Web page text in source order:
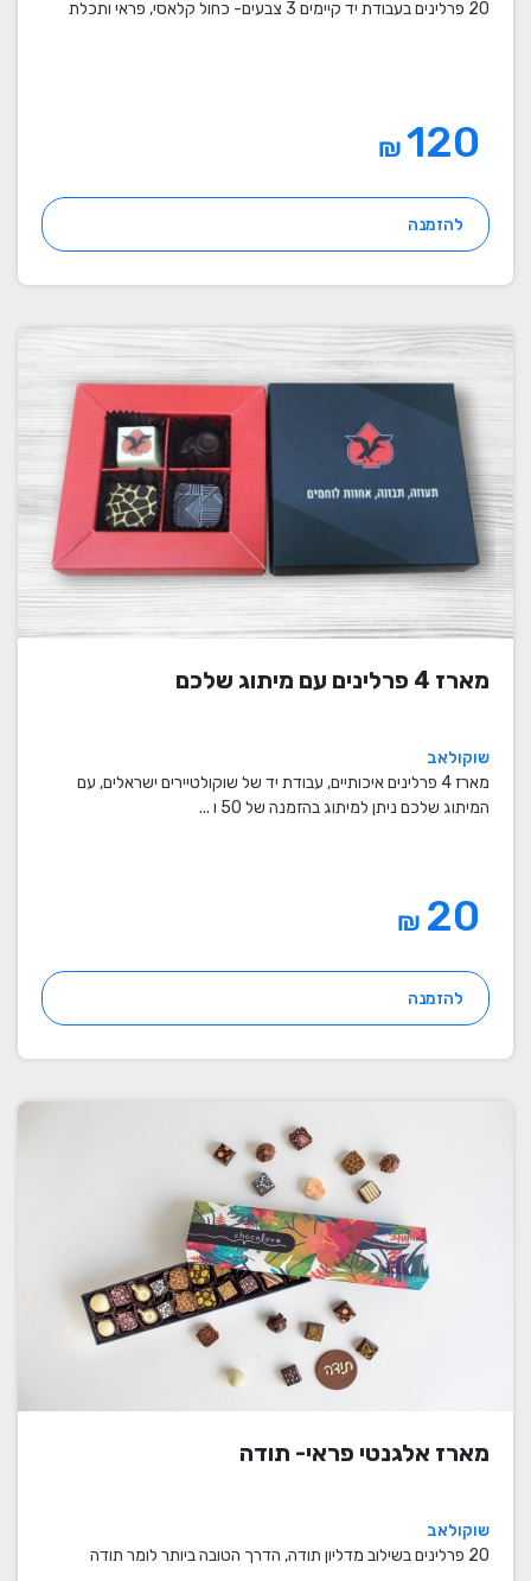
20 פרלינים בעבודת יד קיימים 3 צבעים- כחול קלאסי, פראי ותכלת
₪
להזמנה
מארז 4 פרלינים עם מיתוג שלכם
שוקולאב
מארז 4 פרלינים איכותיים, עבודת יד של שוקולטיירים ישראלים, עם
המיתוג שלכם ניתן למיתוג בהזמנה של 50 ו ...
₪
להזמנה
מארז אלגנטי פראי- תודה
שוקולאב
20 פרלינים בשילוב מדליון תודה, הדרך הטובה ביותר לומר תודה